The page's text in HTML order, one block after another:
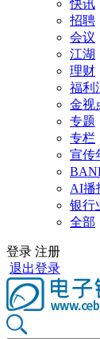
快讯
招聘
会议
江湖
理财
福利
金视
专题
专栏
宣传
AI播
银行
全部
登录 注册
退出登录